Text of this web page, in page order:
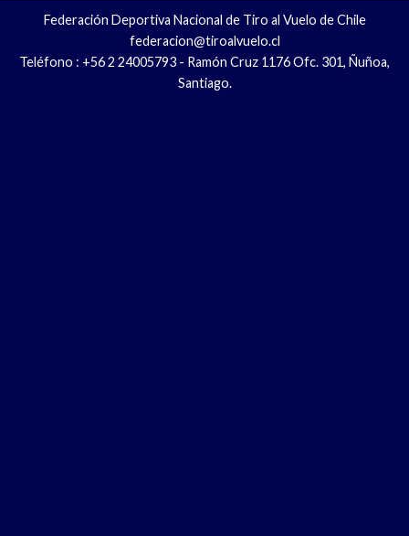
Federación Deportiva Nacional de Tiro al Vuelo de Chile
federacion@tiroalvuelo.cl
Teléfono : +56 2 24005793 - Ramón Cruz 1176 Ofc. 301, Ñuñoa,
Santiago.